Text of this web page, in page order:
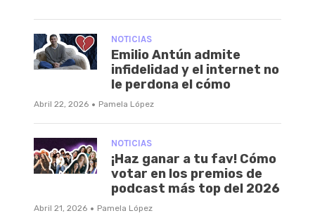
NOTICIAS
Emilio Antún admite
infidelidad y el internet no
le perdona el cómo
Abril 22, 2026 · Pamela López
NOTICIAS
¡Haz ganar a tu fav! Cómo
votar en los premios de
podcast más top del 2026
Abril 21, 2026 · Pamela López